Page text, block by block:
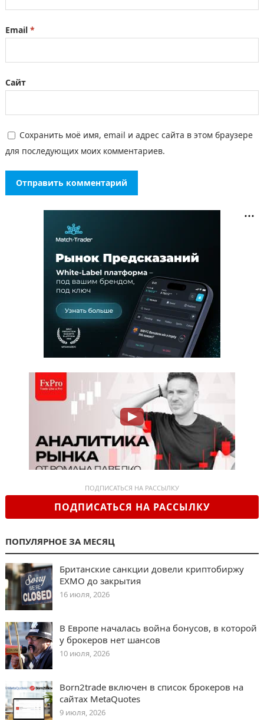
Email *
Сайт
Сохранить моё имя, email и адрес сайта в этом браузере
для последующих моих комментариев.
ПОДПИСАТЬСЯ НА РАССЫЛКУ
ПОДПИСАТЬСЯ НА РАССЫЛКУ
ПОПУЛЯРНОЕ ЗА МЕСЯЦ
Британские санкции довели криптобиржу
EXMO до закрытия
16 июля, 2026
В Европе началась война бонусов, в которой
у брокеров нет шансов
10 июля, 2026
Born2trade включен в список брокеров на
сайтах MetaQuotes
9 июля, 2026